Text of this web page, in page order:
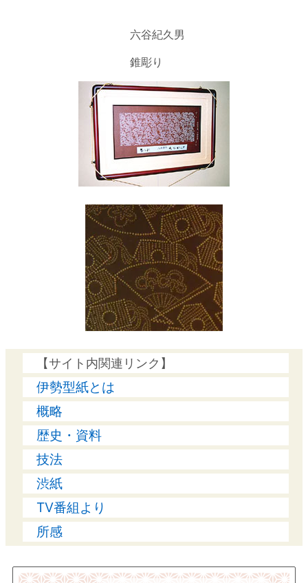
六谷紀久男
錐彫り
【サイト内関連リンク】
伊勢型紙とは
概略
歴史・資料
技法
渋紙
TV番組より
所感